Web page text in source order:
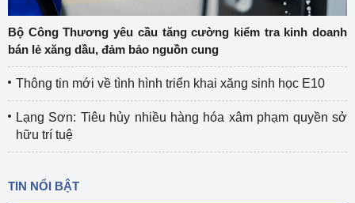
Bộ Công Thương yêu cầu tăng cường kiểm tra kinh doanh
bán lẻ xăng dầu, đảm bảo nguồn cung
Thông tin mới về tình hình triển khai xăng sinh học E10
Lạng Sơn: Tiêu hủy nhiều hàng hóa xâm phạm quyền sở
hữu trí tuệ
TIN NỔI BẬT